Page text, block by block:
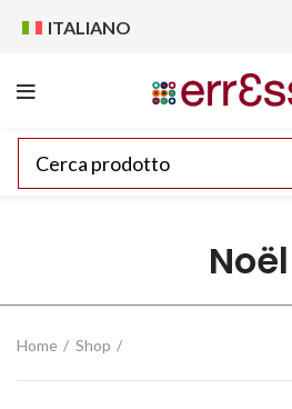
ITALIANO
Noël
Home Shop